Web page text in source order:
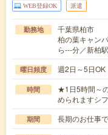
WEB登録OK 派遣
勤務地
千葉県柏市
柏の葉キャン
ら---分／新柏
曜日頻度 週2日～5日
時間
★1日5時間～
められますシ
期間 長期のお仕事